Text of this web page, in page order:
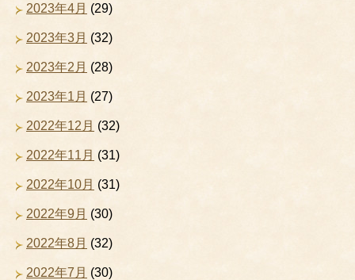
2023年4月 (29)
2023年3月 (32)
2023年2月 (28)
2023年1月 (27)
2022年12月 (32)
2022年11月 (31)
2022年10月 (31)
2022年9月 (30)
2022年8月 (32)
2022年7月 (30)